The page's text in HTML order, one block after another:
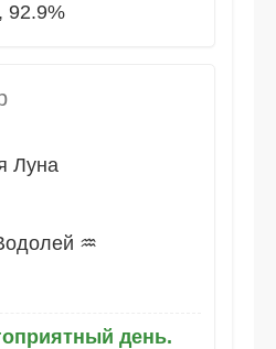
92.9%
Луна
♒
день.